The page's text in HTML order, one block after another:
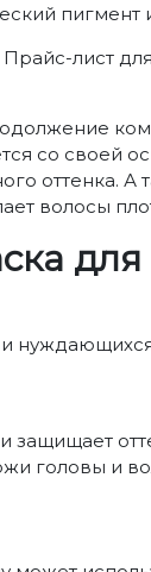
пигмент
Прайс-лист
со своей
оттенка. А
волосы
защищает
головы и